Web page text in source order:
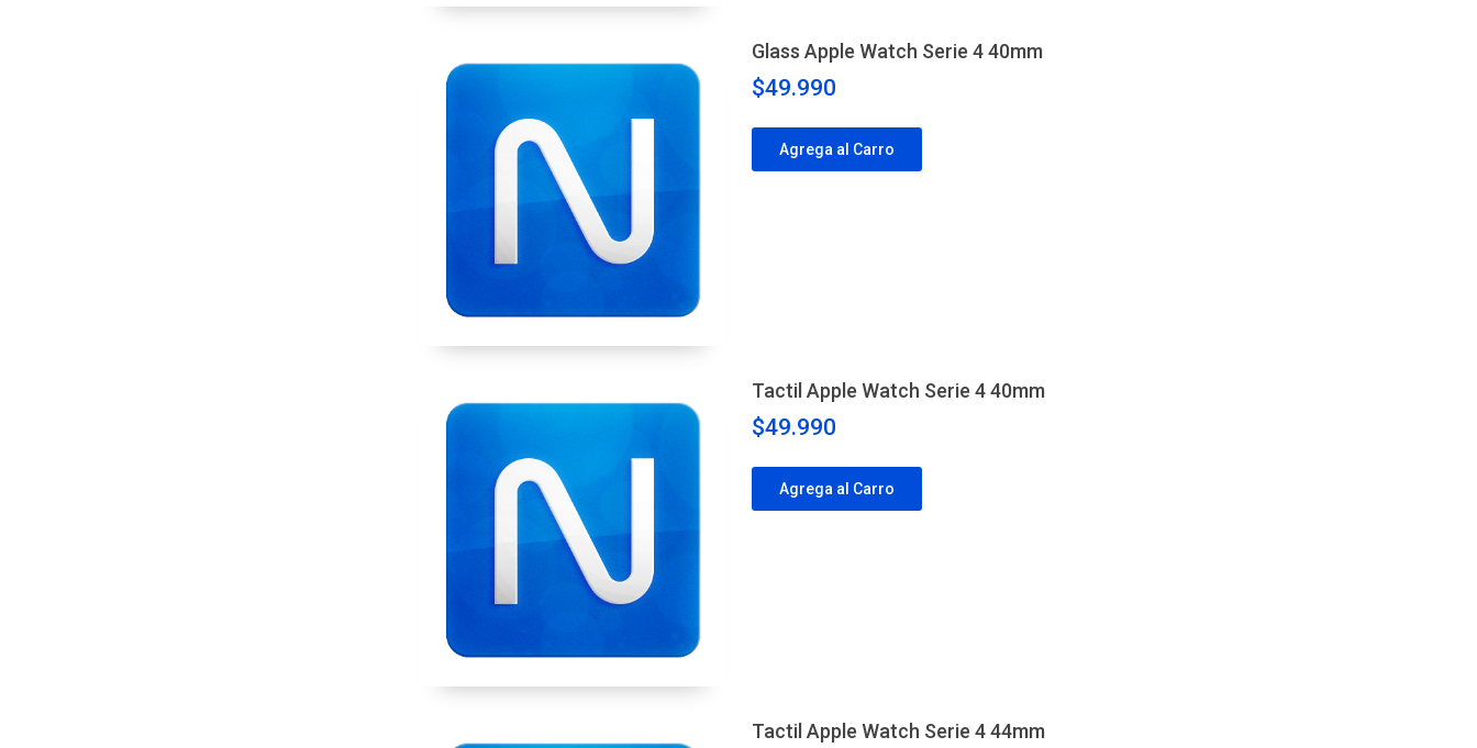
Glass Apple Watch Serie 4 40mm
$49.990
Agrega al Carro
Tactil Apple Watch Serie 4 40mm
$49.990
Agrega al Carro
Tactil Apple Watch Serie 4 44mm